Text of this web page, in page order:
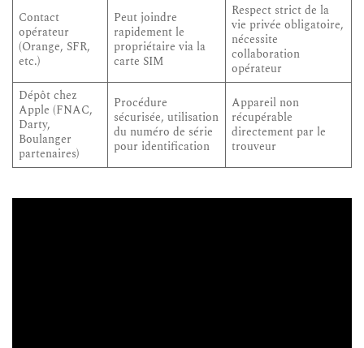
Contact
opérateur
(Orange, SFR,
etc.)
Peut joindre
rapidement le
propriétaire via la
carte SIM
Respect strict de la
vie privée obligatoire,
nécessite
collaboration
opérateur
Dépôt chez
Apple (FNAC,
Darty,
Boulanger
partenaires)
Procédure
sécurisée, utilisation
du numéro de série
pour identification
Appareil non
récupérable
directement par le
trouveur